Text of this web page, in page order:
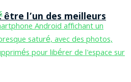
l’un des meilleurs